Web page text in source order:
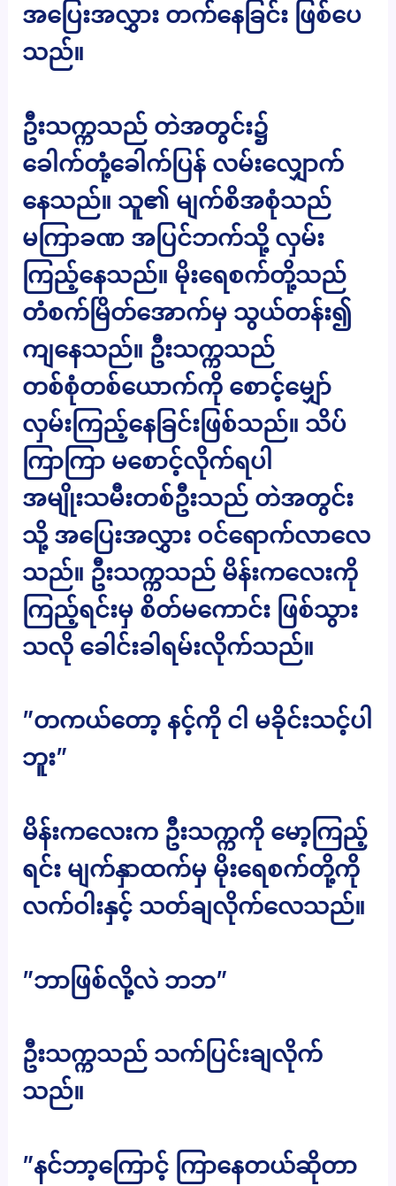
အပြေးအလွှား တက်နေခြင်း ဖြစ်ပေ
သည်။
ဦးသက္ကသည် တဲအတွင်း၌
ခေါက်တုံ့ခေါက်ပြန် လမ်းလျှောက်
နေသည်။ သူ၏ မျက်စိအစုံသည်
မကြာခဏ အပြင်ဘက်သို့ လှမ်း
ကြည့်နေသည်။ မိုးရေစက်တို့သည်
တံစက်မြိတ်အောက်မှ သွယ်တန်း၍
ကျနေသည်။ ဦးသက္ကသည်
တစ်စုံတစ်ယောက်ကို စောင့်မျှော်
လှမ်းကြည့်နေခြင်းဖြစ်သည်။ သိပ်
ကြာကြာ မစောင့်လိုက်ရပါ
အမျိုးသမီးတစ်ဦးသည် တဲအတွင်း
သို့ အပြေးအလွှား ဝင်ရောက်လာလေ
သည်။ ဦးသက္ကသည် မိန်းကလေးကို
ကြည့်ရင်းမှ စိတ်မကောင်း ဖြစ်သွား
သလို ခေါင်းခါရမ်းလိုက်သည်။
”တကယ်တော့ နင့်ကို ငါ မခိုင်းသင့်ပါ
ဘူး”
မိန်းကလေးက ဦးသက္ကကို မော့ကြည့်
ရင်း မျက်နှာထက်မှ မိုးရေစက်တို့ကို
လက်ဝါးနှင့် သတ်ချလိုက်လေသည်။
”ဘာဖြစ်လို့လဲ ဘဘ”
ဦးသက္ကသည် သက်ပြင်းချလိုက်
သည်။
”နင်ဘာ့ကြောင့် ကြာနေတယ်ဆိုတာ